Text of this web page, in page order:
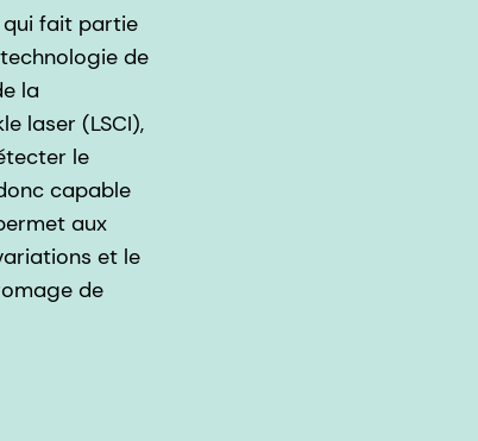
qui fait partie
de
la
laser (LSCI),
le
capable
aux
et le
de